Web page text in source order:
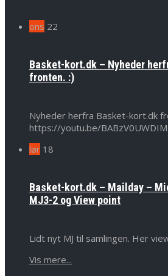
ons 22
Basket-kort.dk – Nyheder
fronten. :)
Nyheder herfra Basket-kort.dk
https://youtu.be/BABzV0UWDIM
lør 18
Basket-kort.dk – Mailday –
MJ3-2 og View point
Lidt nyt MJ til samlingen. Her
Vis mere...